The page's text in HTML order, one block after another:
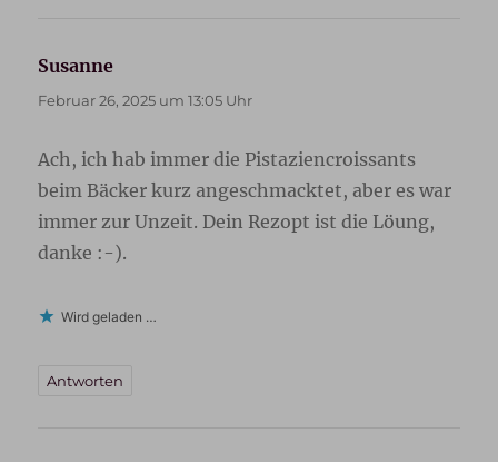
Susanne
Februar 26, 2025 um 13:05 Uhr
Ach, ich hab immer die Pistaziencroissants
beim Bäcker kurz angeschmacktet, aber es war
immer zur Unzeit. Dein Rezopt ist die Löung,
danke :-).
Wird geladen …
Antworten